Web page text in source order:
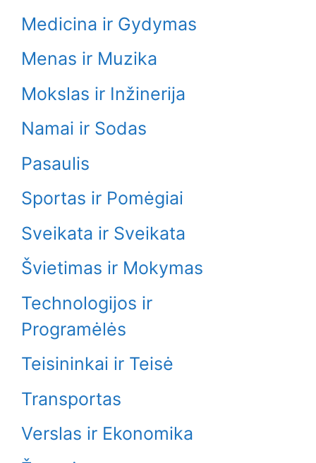
Medicina ir Gydymas
Menas ir Muzika
Mokslas ir Inžinerija
Namai ir Sodas
Pasaulis
Sportas ir Pomėgiai
Sveikata ir Sveikata
Švietimas ir Mokymas
Technologijos ir
Programėlės
Teisininkai ir Teisė
Transportas
Verslas ir Ekonomika